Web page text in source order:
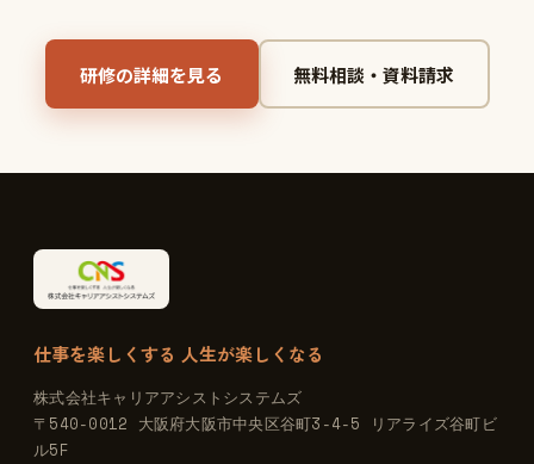
研修の詳細を見る 無料相談・資料請求
仕事を楽しくする 人生が楽しくなる
株式会社キャリアアシストシステムズ
〒540-0012 大阪府大阪市中央区谷町3-4-5 リアライズ谷町ビ
ル5F